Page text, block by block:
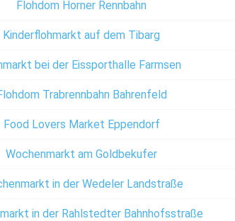
Flohdom Horner Rennbahn
Kinderflohmarkt auf dem Tibarg
bei der Eissporthalle Farmsen
Trabrennbahn Bahrenfeld
Food Lovers Market Eppendorf
Wochenmarkt am Goldbekufer
in der Wedeler Landstraße
in der Rahlstedter Bahnhofsstraße